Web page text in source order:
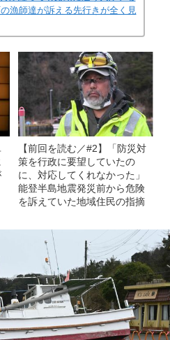
漁師達が訴える先行きが全く見
【前回を読む／#2】「防災対
策を行政に要望していたの
に、対応してくれなかった」
能登半島地震発災前から危険
を訴えていた地域住民の指摘